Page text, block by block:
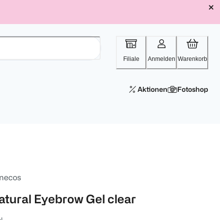
Filiale Anmelden Warenkorb
Aktionen Fotoshop
Eyebrow Gel clear